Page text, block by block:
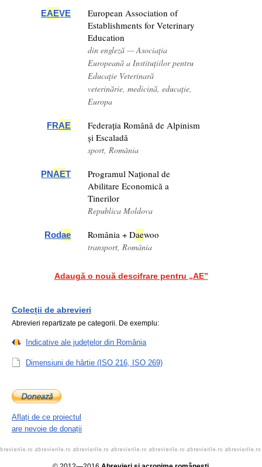
EAEVE
European Association of
Establishments for Veterinary
Education
din engleză — Asociaţia
Europeană a Instituțiilor pentru
Educaţie Veterinară
veterinărie, medicină, educație,
Europa
FRAE
Federația Română de Alpinism
și Escaladă
sport, România
PNAET
Programul Naţional de
Abilitare Economică a
Tinerilor
Republica Moldova
Rodae România + Daewoo
transport, România
Adaugă o nouă descifrare pentru „AE”
Colecții de abrevieri
Abrevieri repartizate pe categorii. De exemplu:
Indicative ale județelor din România
Dimensiuni de hârtie (ISO 216, ISO 269)
Aflați de ce proiectul
are nevoie de donații